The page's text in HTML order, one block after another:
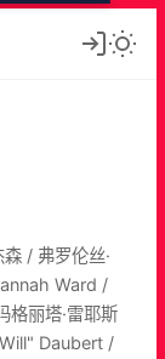
/ 弗罗伦丝·
Ward /
格丽塔·雷耶斯
Daubert /